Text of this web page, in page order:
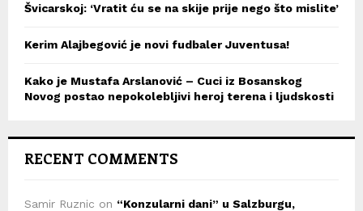
Švicarskoj: ‘Vratit ću se na skije prije nego što mislite’
Kerim Alajbegović je novi fudbaler Juventusa!
Kako je Mustafa Arslanović – Cuci iz Bosanskog
Novog postao nepokolebljivi heroj terena i ljudskosti
RECENT COMMENTS
Samir Ruznic on “Konzularni dani” u Salzburgu,